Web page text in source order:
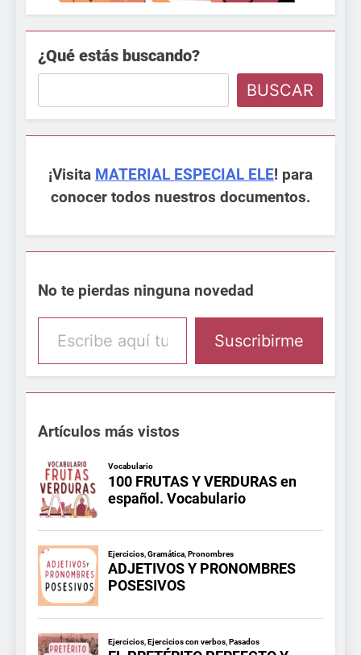
¿Qué estás buscando?
BUSCAR
¡Visita MATERIAL ESPECIAL ELE! para
conocer todos nuestros documentos.
No te pierdas ninguna novedad
Escribe aquí tu email
Suscribirme
Artículos más vistos